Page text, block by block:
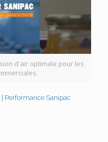
d'air optimale pour les
Performance Sanipac